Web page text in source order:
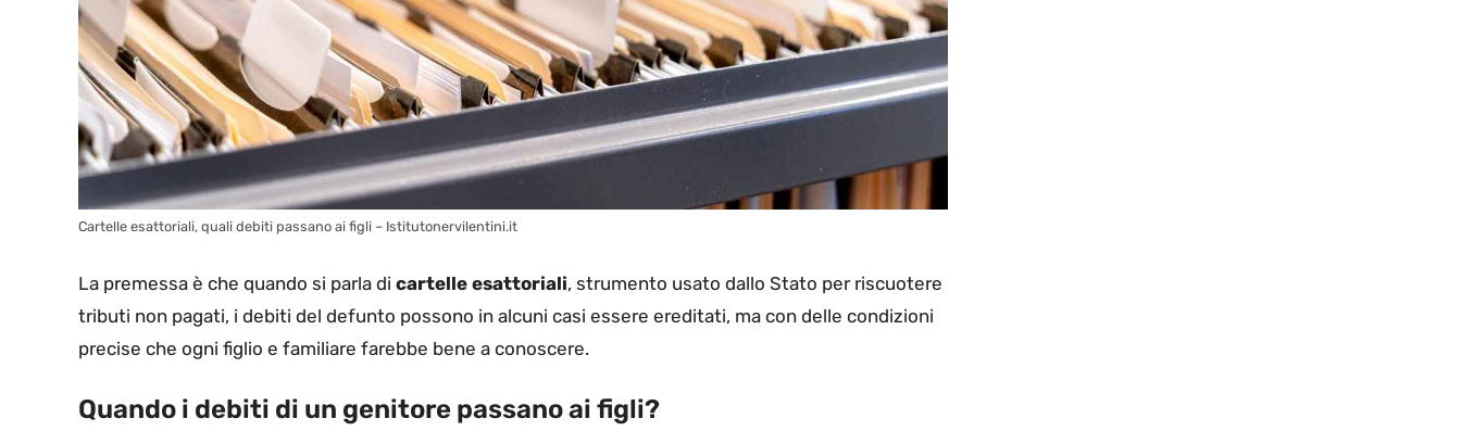
Cartelle esattoriali, quali debiti passano ai figli – Istitutonervilentini.it
La premessa è che quando si parla di cartelle esattoriali, strumento usato dallo Stato per riscuotere
tributi non pagati, i debiti del defunto possono in alcuni casi essere ereditati, ma con delle condizioni
precise che ogni figlio e familiare farebbe bene a conoscere.
Quando i debiti di un genitore passano ai figli?